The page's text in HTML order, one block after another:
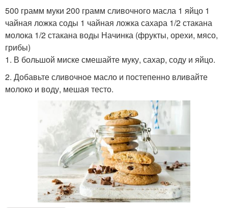
500 грамм муки 200 грамм сливочного масла 1 яйцо 1
чайная ложка соды 1 чайная ложка сахара 1/2 стакана
молока 1/2 стакана воды Начинка (фрукты, орехи, мясо,
грибы)
1. В большой миске смешайте муку, сахар, соду и яйцо.
2. Добавьте сливочное масло и постепенно вливайте
молоко и воду, мешая тесто.